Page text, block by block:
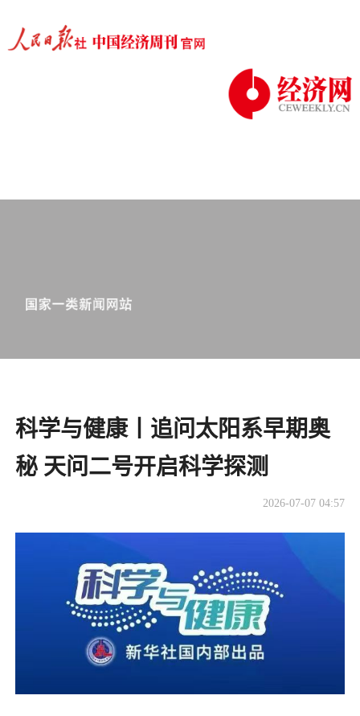
科学与健康丨追问太阳系早期奥
秘 天问二号开启科学探测
2026-07-07 04:57